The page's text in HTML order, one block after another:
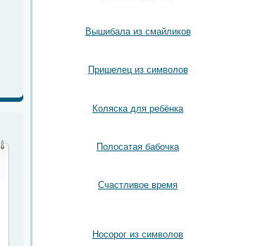
Вышибала из смайликов
Пришелец из символов
Коляска для ребёнка
Полосатая бабочка
Счастливое время
Носорог из символов